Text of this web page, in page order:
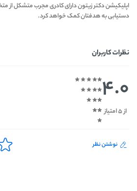
اپلیکیشن دکتر زیتون دارای کادری مجرب متشکل از
دستیابی به هدفتان کمک خواهد کرد.
نظرات کاربران
4.0
از 5 امتیاز
نوشتن نظر